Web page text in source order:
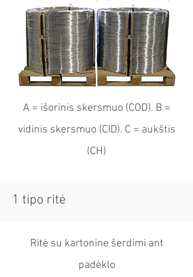
A = išorinis skersmuo (COD). B =
vidinis skersmuo (CID). C = aukštis
(CH)
1 tipo ritė
Ritė su kartonine šerdimi ant
padėklo